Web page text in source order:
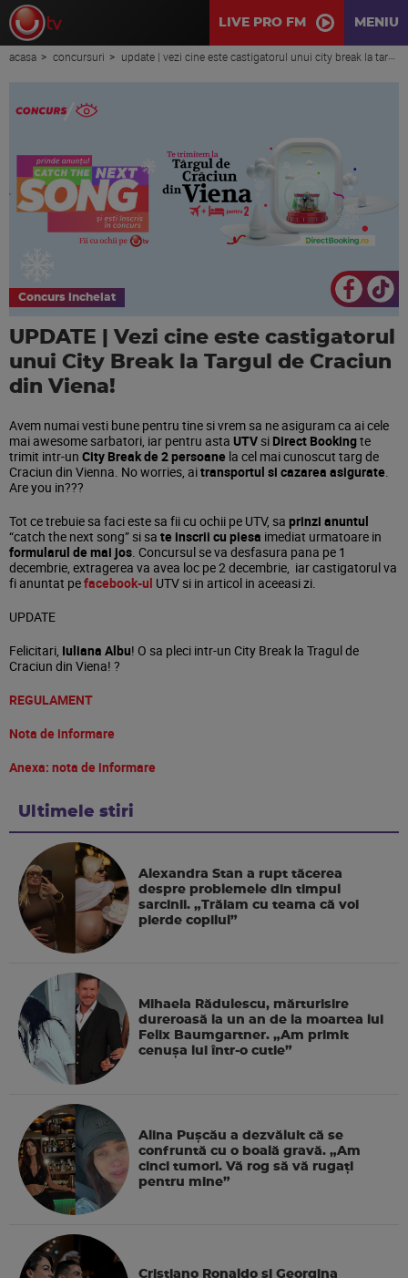
LIVE PRO FM MENIU
acasa concursuri update | vezi cine este castigatorul unui city break la targul de craciun din viena!
Concurs incheiat
UPDATE | Vezi cine este castigatorul
unui City Break la Targul de Craciun
din Viena!
Avem numai vesti bune pentru tine si vrem sa ne asiguram ca ai cele
mai awesome sarbatori, iar pentru asta UTVsi Direct Bookingte
trimit intr-un City Break de 2 persoane la cel mai cunoscut targ de
Craciun din Vienna. No worries, aitransportul si cazarea asigurate
Are you in???
Tot ce trebuie sa faci este sa fii cu ochii pe UTV, sa prinzi anuntul
“catch the next song” si sa te inscrii cu piesa imediat urmatoare in
formularul de mai jos . Concursul se va desfasura pana pe 1
decembrie, extragerea va avea loc pe 2 decembrie, iar castigatorul va
fi anuntat pefacebook-ul UTV si in articol in aceeasi zi.
UPDATE
Felicitari, Iuliana Albu! O sa pleci intr-un City Break la Tragul de
Craciun din Viena! ?
REGULAMENT
Nota de informare
Anexa: nota de informare
Ultimele stiri
Alexandra Stan a rupt tăcerea
despre problemele din timpul
sarcinii. „Trăiam cu teama că voi
pierde copilul”
Mihaela Rădulescu, mărturisire
dureroasă la un an de la moartea lui
Felix Baumgartner. „Am primit
cenușa lui într-o cutie”
Alina Pușcău a dezvăluit că se
confruntă cu o boală gravă. „Am
cinci tumori. Vă rog să vă rugați
pentru mine”
Cristiano Ronaldo și Georgina